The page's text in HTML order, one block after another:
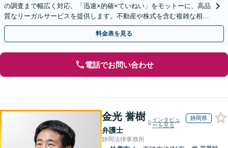
の調査まで幅広く対応。「迅速×的確×ていねい」をモットーに、高品
質なリーガルサービスを提供します。不動産や株式を含む複雑な相続
もお任せください【休日・夜間対応OK】
料金表を見る
電話でお問い合わせ
金光 誉樹
弁護士
インタビュ
ーを見る
静岡県
静岡法律事務所